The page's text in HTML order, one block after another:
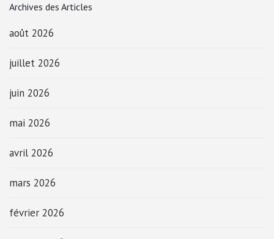
Archives des Articles
août 2026
juillet 2026
juin 2026
mai 2026
avril 2026
mars 2026
février 2026